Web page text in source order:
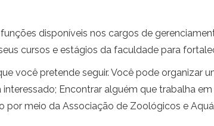
disponíveis nos cargos de
cursos e estágios da faculdade para
você pretende seguir. Você pode
Encontrar alguém que trabalha
meio da Associação de Zoológicos e